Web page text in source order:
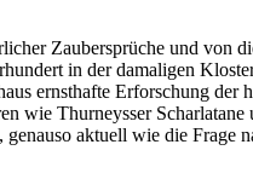
Zaubersprüche und von
in der damaligen
ernsthafte Erforschung
Thurneysser
aktuell wie die